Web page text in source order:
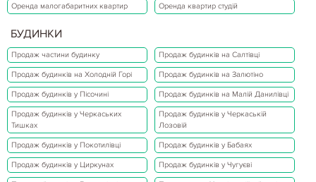
Оренда малогабаритних квартир Оренда квартир студій
БУДИНКИ
Продаж частини будинку Продаж будинків на Салтівці
Продаж будинків на Холодній Горі Продаж будинків на Залютіно
Продаж будинків у Пісочині Продаж будинків на Малій Данилівці
Продаж будинків у Черкаських
Тишках
Продаж будинків у Черкаській
Лозовій
Продаж будинків у Покотилівці Продаж будинків у Бабаях
Продаж будинків у Циркунах Продаж будинків у Чугуєві